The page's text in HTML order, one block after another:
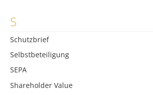
S
Schutzbrief
Selbstbeteiligung
SEPA
Shareholder Value